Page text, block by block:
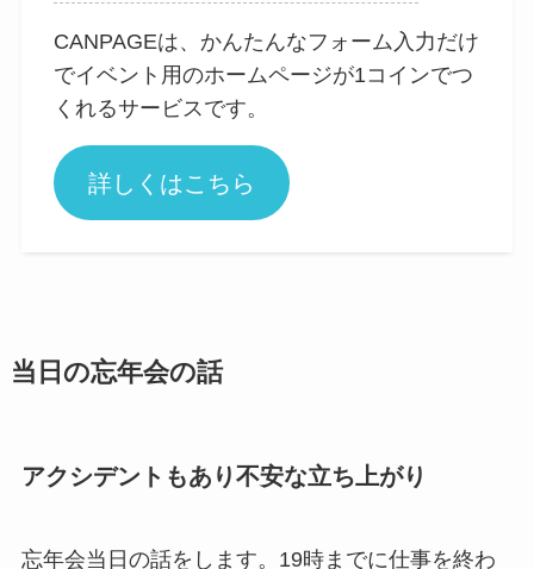
CANPAGEは、かんたんなフォーム入力だけ
でイベント用のホームページが1コインでつ
くれるサービスです。
詳しくはこちら
当日の忘年会の話
アクシデントもあり不安な立ち上がり
忘年会当日の話をします。19時までに仕事を終わ